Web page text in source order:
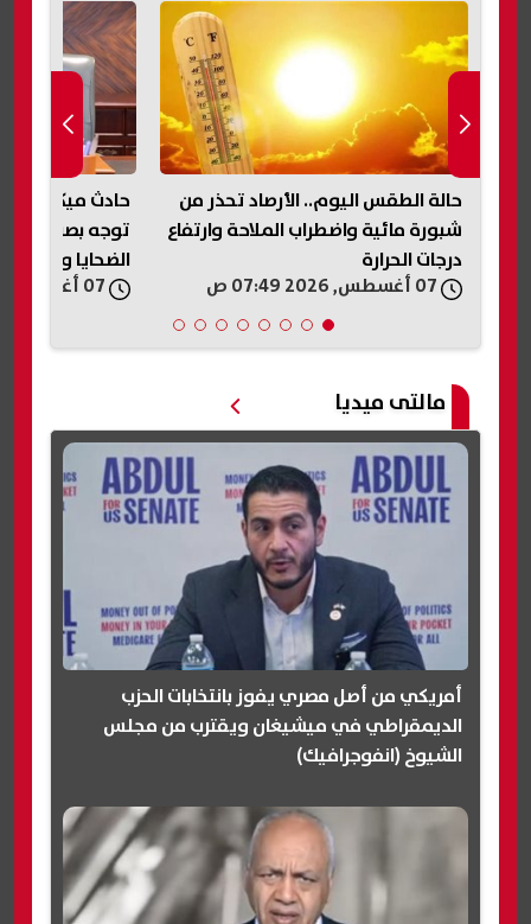
حالة الطقس اليوم.. الأرصاد تحذر من
شبورة مائية واضطراب الملاحة وارتفاع
درجات الحرارة
حادث ميكروباص
توجه بصرف
الضحايا
مالتى ميديا
أمريكي من أصل مصري يفوز بانتخابات الحزب
الديمقراطي في ميشيغان ويقترب من مجلس
الشيوخ (انفوجرافيك)